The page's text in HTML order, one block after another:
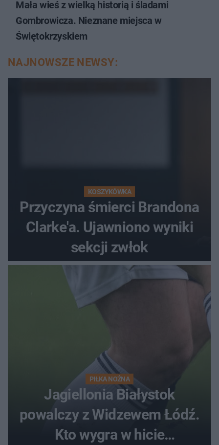
Mała wieś z wielką historią i śladami
Gombrowicza. Nieznane miejsca w
Świętokrzyskiem
NAJNOWSZE NEWSY:
KOSZYKÓWKA
Przyczyna śmierci Brandona
Clarke'a. Ujawniono wyniki
sekcji zwłok
PIŁKA NOŻNA
Jagiellonia Białystok
powalczy z Widzewem Łódź.
Kto wygra w hicie